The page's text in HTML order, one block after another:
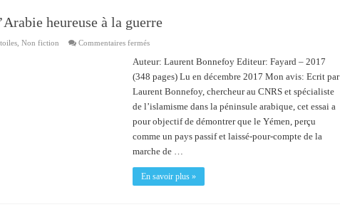
heureuse à la guerre
, Non fiction Commentaires ferméssur
Yémen
–
De
l’Arabie
heureuse
à
la
guerre
Auteur: Laurent Bonnefoy Editeur: Fayard – 2017
(348 pages) Lu en décembre 2017 Mon avis: Ecrit par
Laurent Bonnefoy, chercheur au CNRS et spécialiste
de l’islamisme dans la péninsule arabique, cet essai a
pour objectif de démontrer que le Yémen, perçu
comme un pays passif et laissé-pour-compte de la
marche de …
En savoir plus »